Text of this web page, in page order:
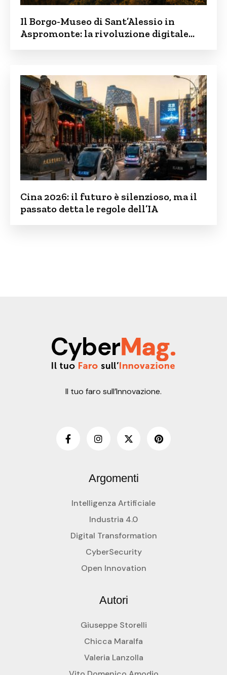
Il Borgo-Museo di Sant’Alessio in
Aspromonte: la rivoluzione digitale
Cina 2026: il futuro è silenzioso, ma il
passato detta le regole dell’IA
Il tuo faro sull’Innovazione.
Argomenti
Intelligenza Artificiale
Industria 4.0
Digital Transformation
CyberSecurity
Open Innovation
Autori
Giuseppe Storelli
Chicca Maralfa
Valeria Lanzolla